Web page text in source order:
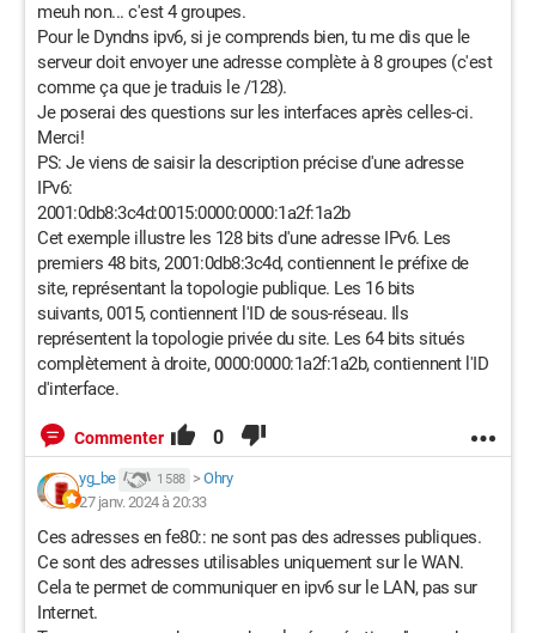
meuh non... c'est 4 groupes.
Pour le Dyndns ipv6, si je comprends bien, tu me dis que le
serveur doit envoyer une adresse complète à 8 groupes (c'est
comme ça que je traduis le /128).
Je poserai des questions sur les interfaces après celles-ci.
Merci!
PS: Je viens de saisir la description précise d'une adresse
IPv6:
2001:0db8:3c4d:0015:0000:0000:1a2f:1a2b
Cet exemple illustre les 128 bits d'une adresse IPv6. Les
premiers 48 bits, 2001:0db8:3c4d, contiennent le préfixe de
site, représentant la topologie publique. Les 16 bits
suivants, 0015, contiennent l'ID de sous-réseau. Ils
représentent la topologie privée du site. Les 64 bits situés
complètement à droite, 0000:0000:1a2f:1a2b, contiennent l'ID
d'interface.
Commenter 0
yg_be 1 588 > Ohry
27 janv. 2024 à 20:33
Ces adresses en fe80:: ne sont pas des adresses publiques.
Ce sont des adresses utilisables uniquement sur le WAN.
Cela te permet de communiquer en ipv6 sur le LAN, pas sur
Internet.